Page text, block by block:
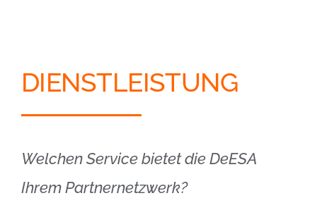
DIENSTLEISTUNG
Welchen Service bietet die DeESA
Ihrem Partnernetzwerk?